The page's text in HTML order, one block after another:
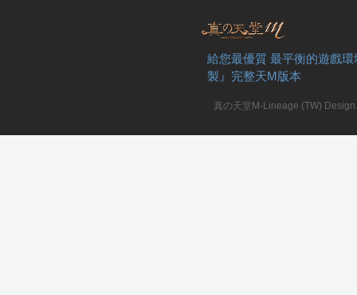
給您最優質 最平衡的遊戲
製』完整天M版本
真の天堂M-Lineage (TW)